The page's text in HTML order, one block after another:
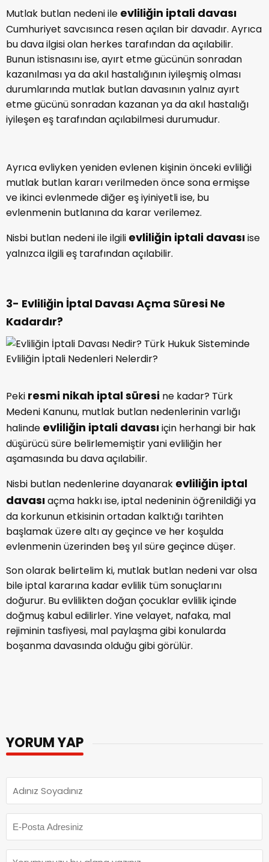
Mutlak butlan nedeni ile evliliğin iptali davası
Cumhuriyet savcısınca resen açılan bir davadır. Ayrıca
bu dava ilgisi olan herkes tarafından da açılabilir.
Bunun istisnasını ise, ayırt etme gücünün sonradan
kazanılması ya da akıl hastalığının iyileşmiş olması
durumlarında mutlak butlan davasının yalnız ayırt
etme gücünü sonradan kazanan ya da akıl hastalığı
iyileşen eş tarafından açılabilmesi durumudur.
Ayrıca evliyken yeniden evlenen kişinin önceki evliliği
mutlak butlan kararı verilmeden önce sona ermişse
ve ikinci evlenmede diğer eş iyiniyetli ise, bu
evlenmenin butlanına da karar verilemez.
Nisbi butlan nedeni ile ilgili evliliğin iptali davasıise
yalnızca ilgili eş tarafından açılabilir.
3- Evliliğin İptal Davası Açma Süresi Ne
Kadardır?
Peki resmi nikah iptal süresi ne kadar? Türk
Medeni Kanunu, mutlak butlan nedenlerinin varlığı
halinde evliliğin iptali davasıiçin herhangi bir hak
düşürücü süre belirlememiştir yani evliliğin her
aşamasında bu dava açılabilir.
Nisbi butlan nedenlerine dayanarak evliliğin iptal
davasıaçma hakkı ise, iptal nedeninin öğrenildiği ya
da korkunun etkisinin ortadan kalktığı tarihten
başlamak üzere altı ay geçince ve her koşulda
evlenmenin üzerinden beş yıl süre geçince düşer.
Son olarak belirtelim ki, mutlak butlan nedeni var olsa
bile iptal kararına kadar evlilik tüm sonuçlarını
doğurur. Bu evlilikten doğan çocuklar evlilik içinde
doğmuş kabul edilirler. Yine velayet, nafaka, mal
rejiminin tasfiyesi, mal paylaşma gibi konularda
boşanma davasında olduğu gibi görülür.
YORUM YAP